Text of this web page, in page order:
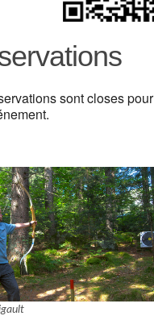
sont closes pour